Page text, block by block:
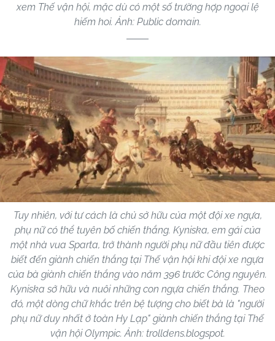
xem Thế vận hội, mặc dù có một số trường hợp ngoại lệ
hiếm hoi. Ảnh: Public domain.
Tuy nhiên, với tư cách là chủ sở hữu của một đội xe ngựa,
phụ nữ có thể tuyên bố chiến thắng. Kyniska, em gái của
một nhà vua Sparta, trở thành người phụ nữ đầu tiên được
biết đến giành chiến thắng tại Thế vận hội khi đội xe ngựa
của bà giành chiến thắng vào năm 396 trước Công nguyên.
Kyniska sở hữu và nuôi những con ngựa chiến thắng. Theo
đó, một dòng chữ khắc trên bệ tượng cho biết bà là "người
phụ nữ duy nhất ở toàn Hy Lạp" giành chiến thắng tại Thế
vận hội Olympic. Ảnh: trolldens.blogspot.